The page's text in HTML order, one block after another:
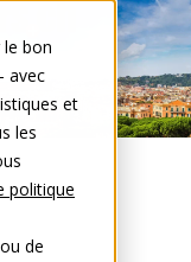
bon
avec
et
les
politique
de